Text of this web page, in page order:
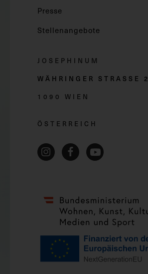
Presse
Stellenangebote
JOSEPHINUM
WÄHRINGER STRASSE 2
1090 WIEN
ÖSTERREICH